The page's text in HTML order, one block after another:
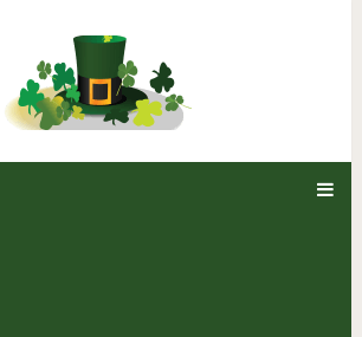
СЕЛЕН: Замедляет процессы